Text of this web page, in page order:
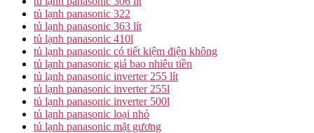
tủ lạnh panasonic 322
tủ lạnh panasonic 363 lít
tủ lạnh panasonic 410l
tủ lạnh panasonic có tiết kiệm điện không
tủ lạnh panasonic giá bao nhiêu tiền
tủ lạnh panasonic inverter 255 lít
tủ lạnh panasonic inverter 255l
tủ lạnh panasonic inverter 500l
tủ lạnh panasonic loại nhỏ
tủ lạnh panasonic mặt gương